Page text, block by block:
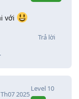
với
Trả lời
Level 10
2025